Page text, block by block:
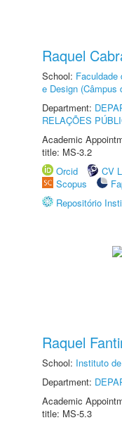
Raquel
School: Faculdade
e Design (Câmpus
Department:
RELAÇÕES
Academic
title: MS-3.2
Orcid
CV
Scopus
Repositório
Raquel
School: Instituto
Department:
Academic
title: MS-5.3